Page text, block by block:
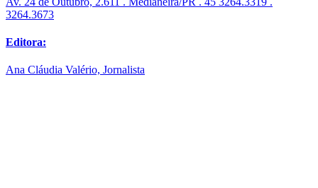
3264.3673
Editora:
Ana Cláudia Valério, Jornalista